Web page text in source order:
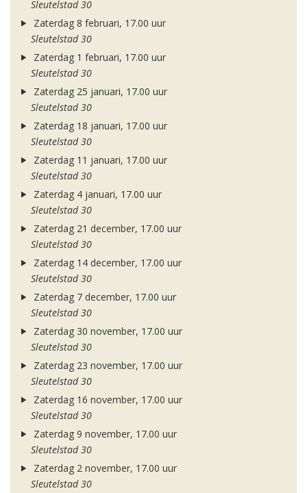
Sleutelstad 30
Zaterdag 8 februari, 17.00 uur
Sleutelstad 30
Zaterdag 1 februari, 17.00 uur
Sleutelstad 30
Zaterdag 25 januari, 17.00 uur
Sleutelstad 30
Zaterdag 18 januari, 17.00 uur
Sleutelstad 30
Zaterdag 11 januari, 17.00 uur
Sleutelstad 30
Zaterdag 4 januari, 17.00 uur
Sleutelstad 30
Zaterdag 21 december, 17.00 uur
Sleutelstad 30
Zaterdag 14 december, 17.00 uur
Sleutelstad 30
Zaterdag 7 december, 17.00 uur
Sleutelstad 30
Zaterdag 30 november, 17.00 uur
Sleutelstad 30
Zaterdag 23 november, 17.00 uur
Sleutelstad 30
Zaterdag 16 november, 17.00 uur
Sleutelstad 30
Zaterdag 9 november, 17.00 uur
Sleutelstad 30
Zaterdag 2 november, 17.00 uur
Sleutelstad 30